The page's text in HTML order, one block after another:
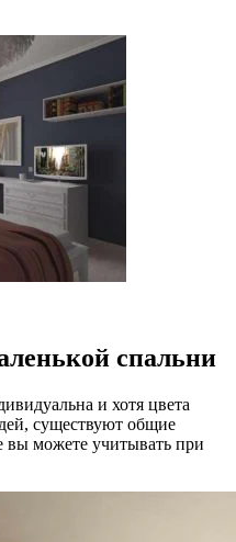
спальни
и хотя цвета
существуют общие
можете учитывать при